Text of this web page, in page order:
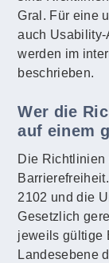
Gral. Für eine
auch
werden im
beschrieben.
Wer die
auf einem
Die Richtlinien
2102 und die
Gesetzlich
jeweils gültige
Landesebene